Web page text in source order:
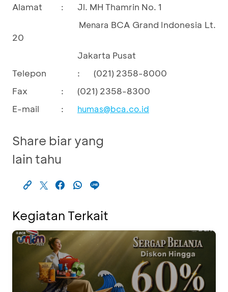
Alamat
: Jl. MH Thamrin No. 1
Menara BCA Grand Indonesia Lt.
20
Jakarta Pusat
Telepon
:
(021) 2358-8000
Fax
:
(021) 2358-8300
E-mail
: humas@bca.co.id
Share biar yang
lain tahu
Kegiatan Terkait